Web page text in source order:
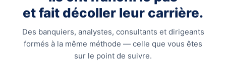
et fait décoller leur carrière.
Des banquiers, analystes, consultants et dirigeants
formés à la même méthode — celle que vous êtes
sur le point de suivre.